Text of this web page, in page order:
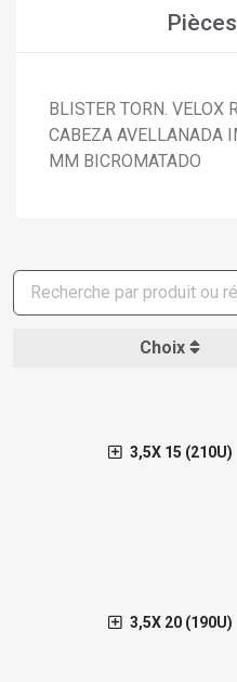
BLISTER TORN. VELOX
CABEZA AVELLANADA
MM BICROMATADO
Choix
3,5X 15 (210U)
3,5X 20 (190U)